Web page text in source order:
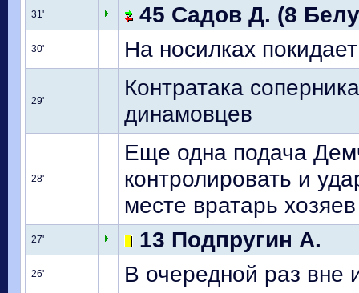
31' 45 Садов Д. (8
30' На носилках
29'
Контратака
динамовцев
28'
Еще одна подача
контролировать и
месте вратарь хозяев
27' 13 Подпругин А.
26' В очередной раз вне